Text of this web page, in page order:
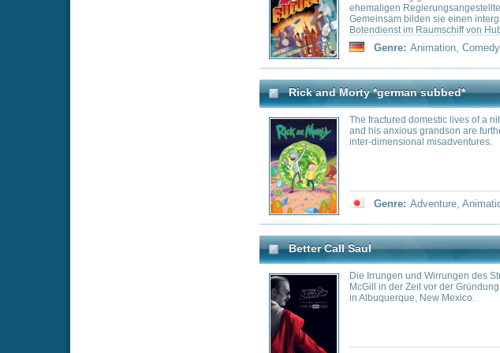
Better Call Saul
Die Irrungen und Wirrungen des Strafverteidigers Jimmy
in Albuquerque, New Mexico.
Genre: Comedy,Crime IMDb: 9 / 10
Scrubs - Die Anfänger
J.D. (Zach Braff), Turk (Donald Faison) und Elliot (Sarah
Chalke) sind die neuen Ärzte-Azubis am Sacred Heart
Hospital. Unter der Führung des zynischen Dr. Cox (John
C. McGinley) stolpern sie durch allerhand amüsant-
Dabei treffen sie unter anderem auf skurrile Charaktere
wie den dämonischen Oberarzt Dr. Kelso, den hochgradig
suizidgefährdeten Krankenhaus-Anwalt Ted und den
mysteriösen Hausmeister, der es sich vom ersten Tag an
zur Aufgabe macht J.D. das Leben so schwer wie möglich
Genre: Comedy
South Park
South Park is an animated series featuring four foul-
mouthed 3rd graders, Stan, Kyle, Kenny and Cartman. The
show is set in the Colorado town of South Park where
weird things keep happening, whether its being abducted
by aliens or avoiding Kyle's little brother Ike. The show is